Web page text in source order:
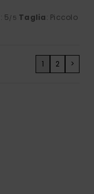
: 5/5 Taglia: Piccolo
1 2 >